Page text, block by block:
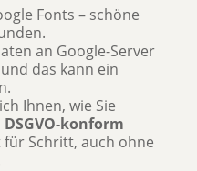
Fonts – schöne
an Google-Server
das kann ein
Ihnen, wie Sie
konform
für Schritt, auch ohne